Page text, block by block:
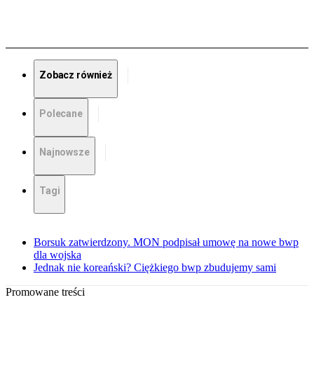
Zobacz również
Polecane
Najnowsze
Tagi
Borsuk zatwierdzony. MON podpisał umowę na nowe bwp
dla wojska
Jednak nie koreański? Ciężkiego bwp zbudujemy sami
Promowane treści